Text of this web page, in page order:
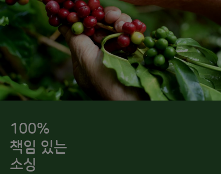
100%
책임 있는
소싱